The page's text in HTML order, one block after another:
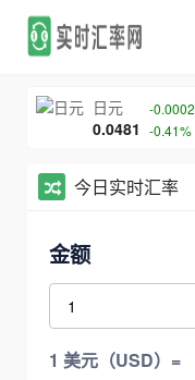
日元
0.0481
-0.0002
-0.41%
今日实时汇率
金额
1 美元（USD）=